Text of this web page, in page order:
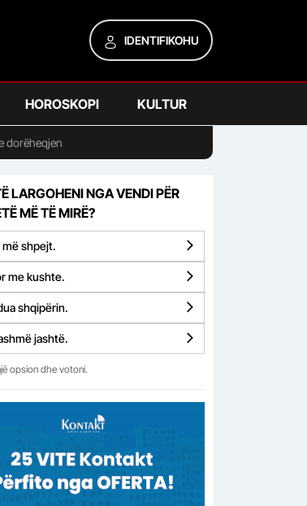
IDENTIFIKOHU
HOROSKOPI KULTUR
dorëheqjen
LARGOHENI NGA VENDI PËR
MË TË MIRË?
më shpejt.
me kushte.
shqipërin.
jashtë.
opsion dhe votoni.